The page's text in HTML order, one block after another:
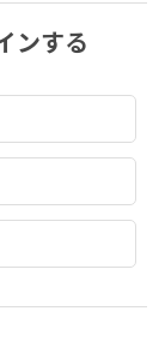
ンする